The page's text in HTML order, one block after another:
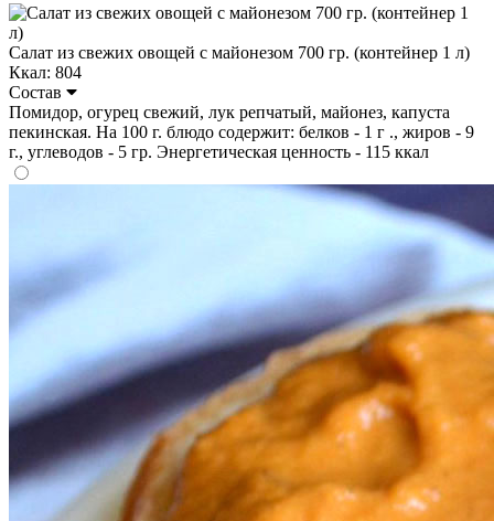
Салат из свежих овощей с майонезом 700 гр. (контейнер 1 л)
Ккал: 804
Состав
Помидор, огурец свежий, лук репчатый, майонез, капуста
пекинская. На 100 г. блюдо содержит: белков - 1 г ., жиров - 9
г., углеводов - 5 гр. Энергетическая ценность - 115 ккал